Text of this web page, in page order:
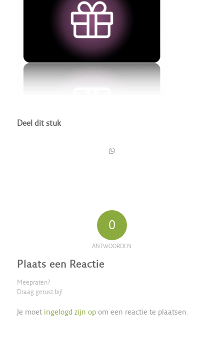
Deel dit stuk
0
ANTWOORDEN
Plaats een Reactie
Meepraten?
Draag gerust bij!
Je moet ingelogd zijn opom een reactie te plaatsen.